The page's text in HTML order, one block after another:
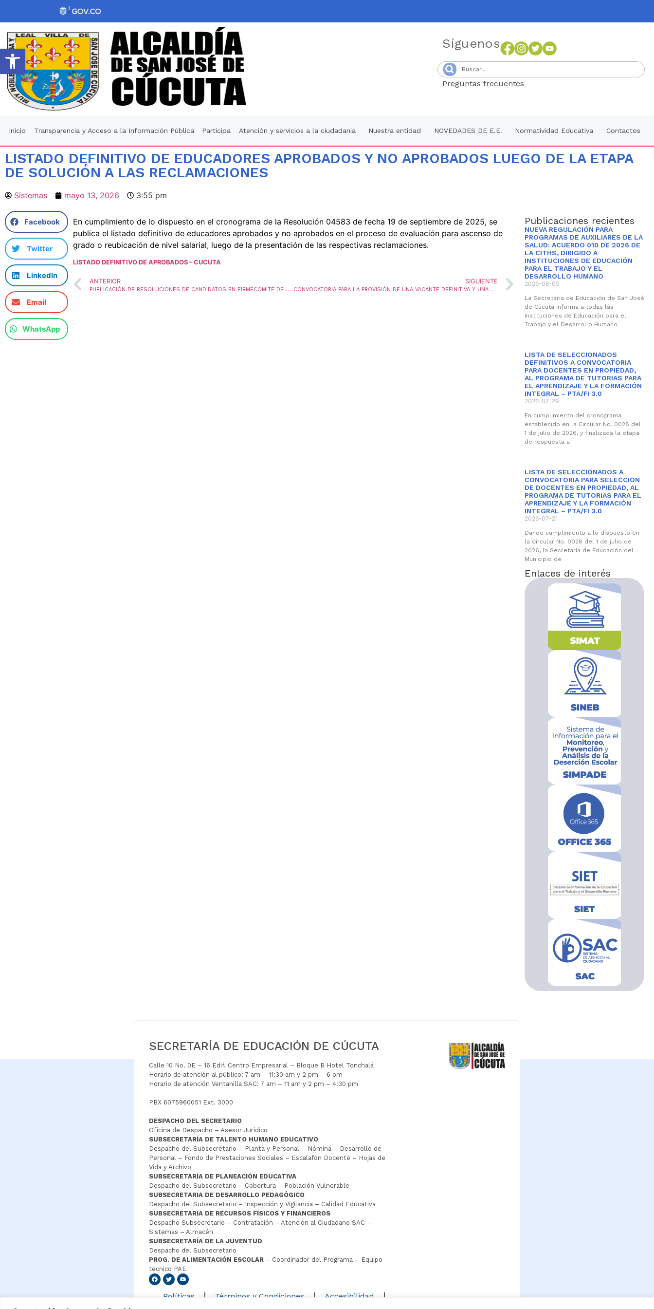
Abrir barra de herramientas
Síguenos
Preguntas frecuentes
Inicio Transparencia y Acceso a la Información Pública Participa Atención y servicios a la ciudadania Nuestra entidad NOVEDADES DE E.E. Normatividad Educativa Contactos
LISTADO DEFINITIVO DE EDUCADORES APROBADOS Y NO APROBADOS LUEGO DE LA ETAPA
DE SOLUCIÓN A LAS RECLAMACIONES
Sistemas mayo 13, 2026 3:55 pm
Facebook
Twitter
LinkedIn
Email
WhatsApp
En cumplimiento de lo dispuesto en el cronograma de la Resolución 04583 de fecha 19 de septiembre de 2025, se
publica el listado definitivo de educadores aprobados y no aprobados en el proceso de evaluación para ascenso de
grado o reubicación de nivel salarial, luego de la presentación de las respectivas reclamaciones.
LISTADO DEFINITIVO DE APROBADOS – CUCUTA
ANTERIOR
PUBLICACIÓN DE RESOLUCIONES DE CANDIDATOS EN FIRMECOMITÉ DE CONVIVENCIA LABORAL Y COMITÉ DE BIENESTAR LABORAL E INCENTIVOS – 2026
SIGUIENTE
CONVOCATORIA PARA LA PROVISIÓN DE UNA VACANTE DEFINITIVA Y UNA VACANCIA TEMPORAL, DEL CARGO DE RECTOR, MEDIANTE LA MODALIDAD DE ENCARGO, Y CONFORMACIÓN DEL BANCO DE ELEGIBLES PARA LA VIGENCIA 2026.
Publicaciones recientes
NUEVA REGULACIÓN PARA
PROGRAMAS DE AUXILIARES DE LA
SALUD: ACUERDO 010 DE 2026 DE
LA CITHS, DIRIGIDO A
INSTITUCIONES DE EDUCACIÓN
PARA EL TRABAJO Y EL
DESARROLLO HUMANO
2026-08-05
La Secretaría de Educación de San José
de Cúcuta informa a todas las
Instituciones de Educación para el
Trabajo y el Desarrollo Humano
LISTA DE SELECCIONADOS
DEFINITIVOS A CONVOCATORIA
PARA DOCENTES EN PROPIEDAD,
AL PROGRAMA DE TUTORIAS PARA
EL APRENDIZAJE Y LA FORMACIÓN
INTEGRAL – PTA/FI 3.0
2026-07-29
En cumplimiento del cronograma
establecido en la Circular No. 0028 del
1 de julio de 2026, y finalizada la etapa
de respuesta a
LISTA DE SELECCIONADOS A
CONVOCATORIA PARA SELECCION
DE DOCENTES EN PROPIEDAD, AL
PROGRAMA DE TUTORIAS PARA EL
APRENDIZAJE Y LA FORMACIÓN
INTEGRAL – PTA/FI 3.0
2026-07-21
Dando cumplimiento a lo dispuesto en
la Circular No. 0028 del 1 de julio de
2026, la Secretaría de Educación del
Municipio de
Enlaces de interés
SECRETARÍA DE EDUCACIÓN DE CÚCUTA
Calle 10 No. 0E – 16 Edif. Centro Empresarial – Bloque B Hotel Tonchalá
Horario de atención al público: 7 am – 11:30 am y 2 pm – 6 pm
Horario de atención Ventanilla SAC: 7 am – 11 am y 2 pm – 4:30 pm
PBX 6075960051 Ext. 3000
DESPACHO DEL SECRETARIO
Oficina de Despacho – Asesor Jurídico
SUBSECRETARÍA DE TALENTO HUMANO EDUCATIVO
Despacho del Subsecretario – Planta y Personal – Nómina – Desarrollo de
Personal – Fondo de Prestaciones Sociales – Escalafón Docente – Hojas de
Vida y Archivo
SUBSECRETARÍA DE PLANEACIÓN EDUCATIVA
Despacho del Subsecretario – Cobertura – Población Vulnerable
SUBSECRETARIA DE DESARROLLO PEDAGÓGICO
Despacho del Subsecretario – Inspección y Vigilancia – Calidad Educativa
SUBSECRETARIA DE RECURSOS FÍSICOS Y FINANCIEROS
Despacho Subsecretario – Contratación – Atención al Ciudadano SAC –
Sistemas – Almacén
SUBSECRETARÍA DE LA JUVENTUD
Despacho del Subsecretario
PROG. DE ALIMENTACIÓN ESCOLAR– Coordinador del Programa – Equipo
técnico PAE
Políticas Términos y Condiciones Accesibilidad